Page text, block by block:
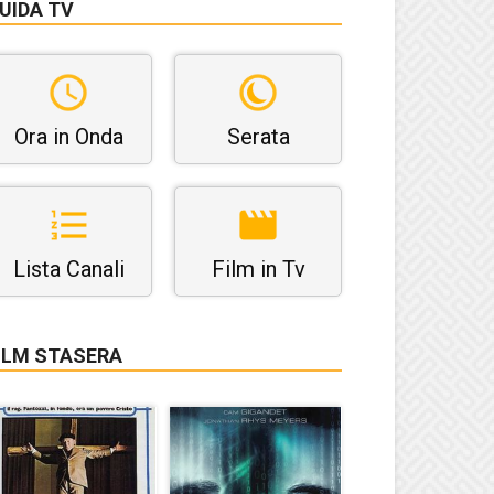
TV
Ora in Onda Serata
Lista Canali Film in Tv
STASERA